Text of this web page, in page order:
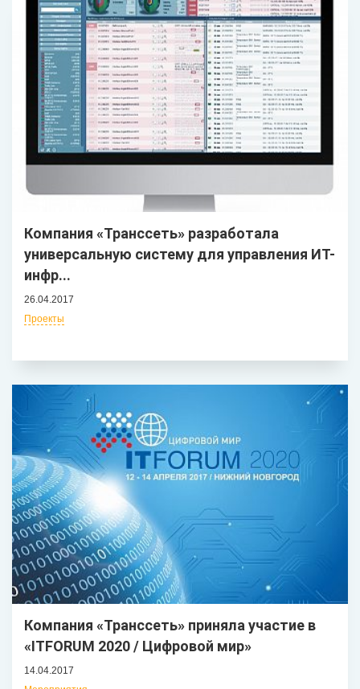
Компания «Транссеть» разработала
универсальную систему для управления ИТ-
инфр...
26.04.2017
Проекты
Компания «Транссеть» приняла участие в
«ITFORUM 2020 / Цифровой мир»
14.04.2017